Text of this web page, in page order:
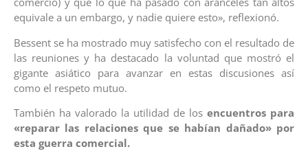
equivale a un embargo, y nadie quiere esto», reflexionó.
Bessent se ha mostrado muy satisfecho con el resultado de
las reuniones y ha destacado la voluntad que mostró el
gigante asiático para avanzar en estas discusiones así
como el respeto mutuo.
También ha valorado la utilidad de los encuentros para
«reparar las relaciones que se habían dañado» por
esta guerra comercial.